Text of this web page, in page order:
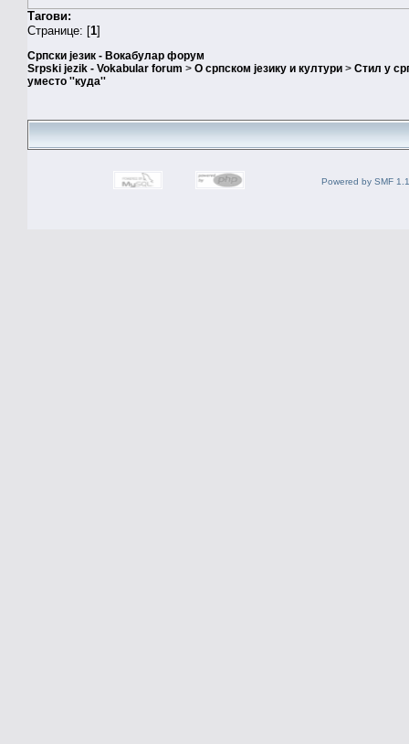
Тагови:
Странице: [1]
Српски језик - Вокабулар форум
Srpski jezik - Vokabular forum > О српском језику и култури > Стил у
уместо ''куда''
Powered by SMF